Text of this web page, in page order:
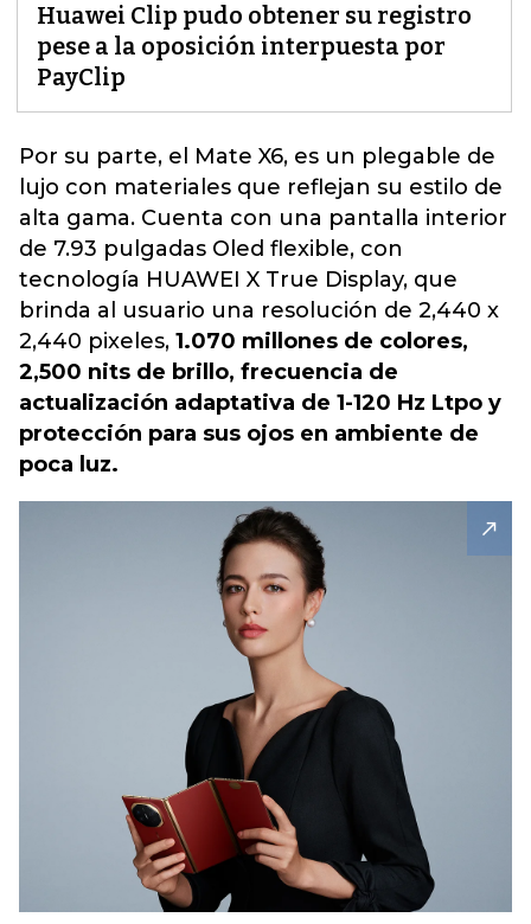
Huawei Clip pudo obtener su registro
pese a la oposición interpuesta por
PayClip
Por su parte, el Mate X6, es un plegable de
lujo con materiales que reflejan su estilo de
alta gama. Cuenta con una pantalla interior
de 7.93 pulgadas Oled flexible, con
tecnología HUAWEI X True Display, que
brinda al usuario una resolución de 2,440 x
2,440 pixeles, 1.070 millones de colores,
2,500 nits de brillo, frecuencia de
actualización adaptativa de 1-120 Hz Ltpo y
protección para sus ojos en ambiente de
poca luz.